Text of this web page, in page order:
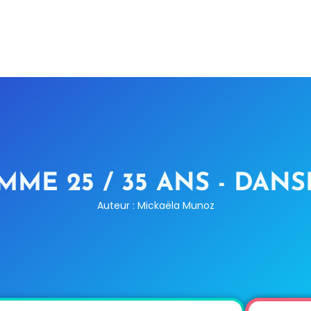
25 / 35 ANS -
Auteur : Mickaëla Munoz